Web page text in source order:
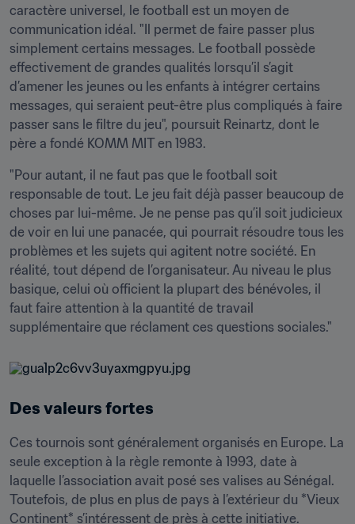
caractère universel, le football est un moyen de
communication idéal. "Il permet de faire passer plus
simplement certains messages. Le football possède
effectivement de grandes qualités lorsqu’il s’agit
d’amener les jeunes ou les enfants à intégrer certains
messages, qui seraient peut-être plus compliqués à faire
passer sans le filtre du jeu", poursuit Reinartz, dont le
père a fondé KOMM MIT en 1983.
"Pour autant, il ne faut pas que le football soit
responsable de tout. Le jeu fait déjà passer beaucoup de
choses par lui-même. Je ne pense pas qu’il soit judicieux
de voir en lui une panacée, qui pourrait résoudre tous les
problèmes et les sujets qui agitent notre société. En
réalité, tout dépend de l’organisateur. Au niveau le plus
basique, celui où officient la plupart des bénévoles, il
faut faire attention à la quantité de travail
supplémentaire que réclament ces questions sociales."
Des valeurs fortes
Ces tournois sont généralement organisés en Europe. La
seule exception à la règle remonte à 1993, date à
laquelle l’association avait posé ses valises au Sénégal.
Toutefois, de plus en plus de pays à l’extérieur du *Vieux
Continent* s’intéressent de près à cette initiative.